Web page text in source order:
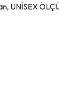
UNİSEX